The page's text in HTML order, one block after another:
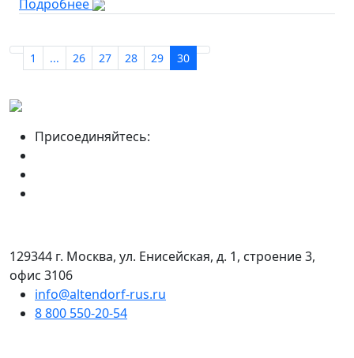
Подробнее
1 ... 26 27 28 29 30
Присоединяйтесь:
129344 г. Москва, ул. Енисейская, д. 1, строение 3,
офис 3106
info@altendorf-rus.ru
8 800 550-20-54